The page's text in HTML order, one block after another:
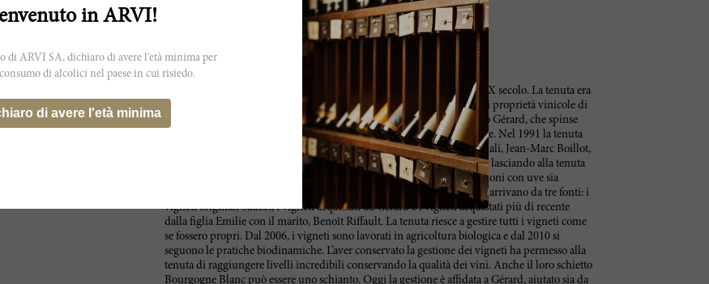
Etienne Sauzet creò la casa vinicola che porta il suo nome a metà del XX secolo. La tenuta era
costituita da circa 12 ettari di vigneti ed era nota come una delle grandi proprietà vinicole di
Puligny. Nel 1974, alla morte di Etienne, l’attività fu rilevata dal genero Gérard, che spinse
ulteriormente la qualità della produzione e la reputazione del Domaine. Nel 1991 la tenuta
fu suddivisa per motivi di eredità tra i tre nipoti di Etienne, uno dei quali, Jean-Marc Boillot,
decise di staccare la propria parte per creare una propria Casa vinicola, lasciando alla tenuta
originaria 8 ettari. Oggigiorno, producono una miriade di denominazioni con uve sia
proprie che acquistate, tutte da Puligny o Chassagne. Le uve comprate arrivano da tre fonti: i
vigneti originali Sauzet, i vigneti acquistati da Gérard e i vigneti acquistati più di recente
dalla figlia Emilie con il marito, Benoît Riffault. La tenuta riesce a gestire tutti i vigneti come
se fossero propri. Dal 2006, i vigneti sono lavorati in agricoltura biologica e dal 2010 si
seguono le pratiche biodinamiche. L’aver conservato la gestione dei vigneti ha permesso alla
tenuta di raggiungere livelli incredibili conservando la qualità dei vini. Anche il loro schietto
Bourgogne Blanc può essere uno schianto. Oggi la gestione è affidata a Gérard, aiutato sia da
in ARVI!
di ARVI SA, dichiaro di avere l'età minima per
di alcolici nel paese in cui risiedo.
di avere l'età minima